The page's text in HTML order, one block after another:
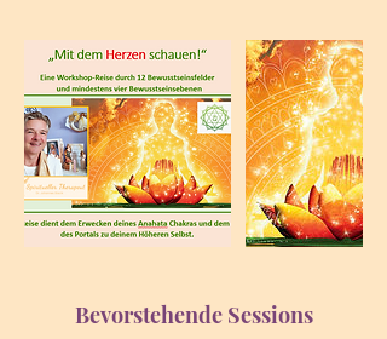
Bevorstehende Sessions